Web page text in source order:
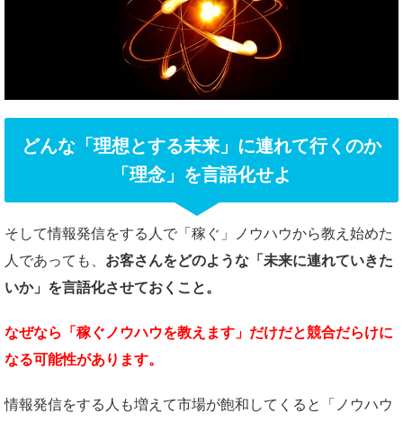
どんな「理想とする未来」に連れて行くのか
「理念」を言語化せよ
そして情報発信をする人で「稼ぐ」ノウハウから教え始めた
人であっても、 お客さんをどのような 「未来に連れていきた
いか」を言語化させておくこと。
なぜなら「稼ぐノウハウを教えます」だけだと競合だらけに
なる可能性があります。
情報発信をする人も増えて市場が飽和してくると「ノウハウ